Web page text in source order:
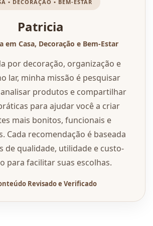
• DECORAÇÃO • BEM-ESTAR
Patricia
em Casa, Decoração e Bem-Estar
por decoração, organização e
lar, minha missão é pesquisar
produtos e compartilhar
para ajudar você a criar
mais bonitos, funcionais e
Cada recomendação é baseada
de qualidade, utilidade e custo-
para facilitar suas escolhas.
Revisado e Verificado